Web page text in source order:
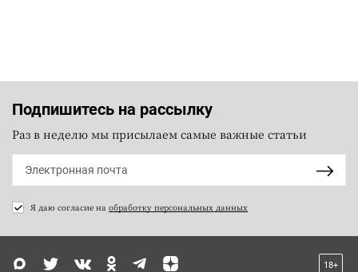
Подпишитесь на рассылку
Раз в неделю мы присылаем самые важные статьи
Я даю согласие на обработку персональных данных
18+